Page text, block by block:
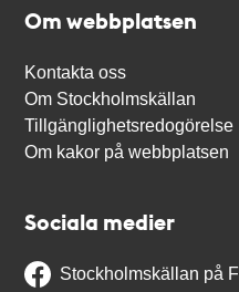
Om webbplatsen
Kontakta oss
Om Stockholmskällan
Tillgänglighetsredogörelse
Om kakor på webbplatsen
Sociala medier
Stockholmskällan på